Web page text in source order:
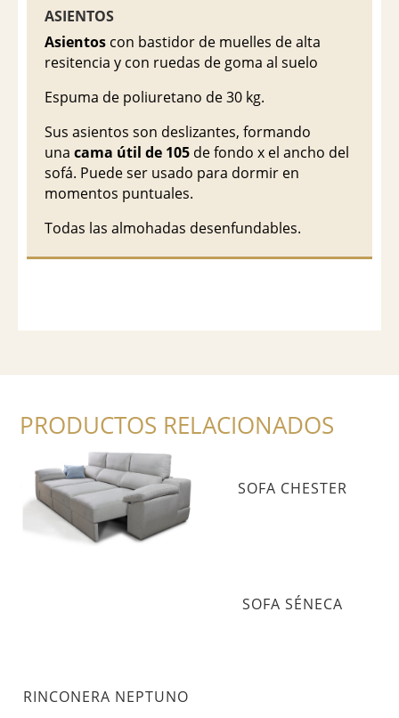
ASIENTOS
Asientos con bastidor de muelles de alta
resitencia y con ruedas de goma al suelo
Espuma de poliuretano de 30 kg.
Sus asientos son deslizantes, formando
unacama útil de 105 de fondo x el ancho del
sofá. Puede ser usado para dormir en
momentos puntuales.
Todas las almohadas desenfundables.
PRODUCTOS RELACIONADOS
SOFÁ ESENCIA SOFA CHESTER
RINCONERA NEPTUNO
SOFA SÉNECA